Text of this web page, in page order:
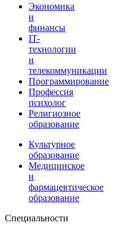
Экономика
и
финансы
IT-
технологии
и
телекоммуникации
Программирование
Профессия
психолог
Религиозное
образование
Культурное
образование
Медицинское
и
фармацевтическое
образование
Специальности